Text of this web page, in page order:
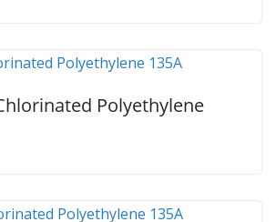
Polyethylene